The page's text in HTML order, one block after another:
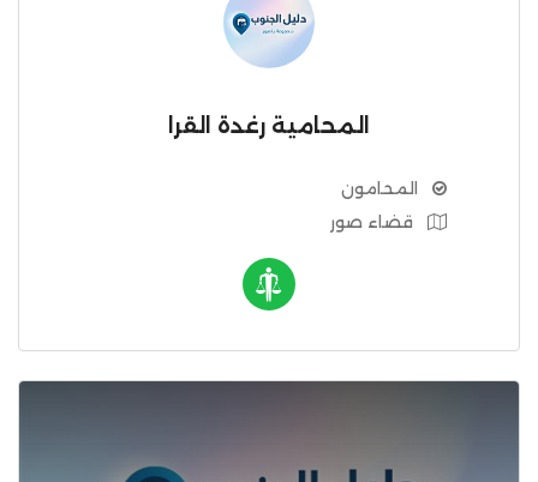
المحامية رغدة القرا
المحامون
قضاء صور